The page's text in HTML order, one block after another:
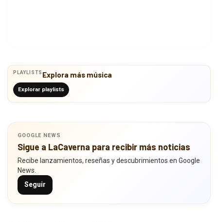
PLAYLISTS Explora más música
Explorar playlists
GOOGLE NEWS
Sigue a LaCaverna para recibir más noticias
Recibe lanzamientos, reseñas y descubrimientos en Google
News.
Seguir